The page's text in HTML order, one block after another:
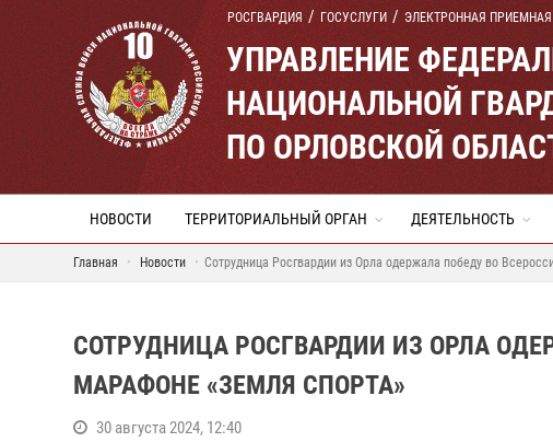
РОСГВАРДИЯ ГОСУСЛУГИ ЭЛЕКТРОННАЯ ПРИЕМНАЯ
УПРАВЛЕНИЕ
НАЦИОНАЛЬНОЙ
ПО ОРЛОВСКОЙ
НОВОСТИ ТЕРРИТОРИАЛЬНЫЙ ОРГАН ДЕЯТЕЛЬНОСТЬ
Главная Новости Сотрудница Росгвардии из Орла одержала победу во
СОТРУДНИЦА РОСГВАРДИИ ИЗ ОРЛА
МАРАФОНЕ «ЗЕМЛЯ СПОРТА»
30 августа 2024, 12:40